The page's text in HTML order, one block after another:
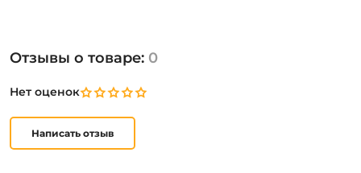
Отзывы о товаре: 0
Нет оценок
Написать отзыв